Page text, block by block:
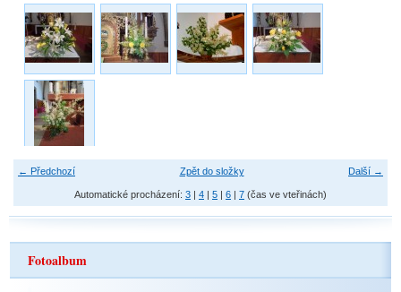
← Předchozí Další →
Zpět do složky
Automatické procházení: 3 | 4 | 5 | 6 | 7 (čas ve vteřinách)
Fotoalbum